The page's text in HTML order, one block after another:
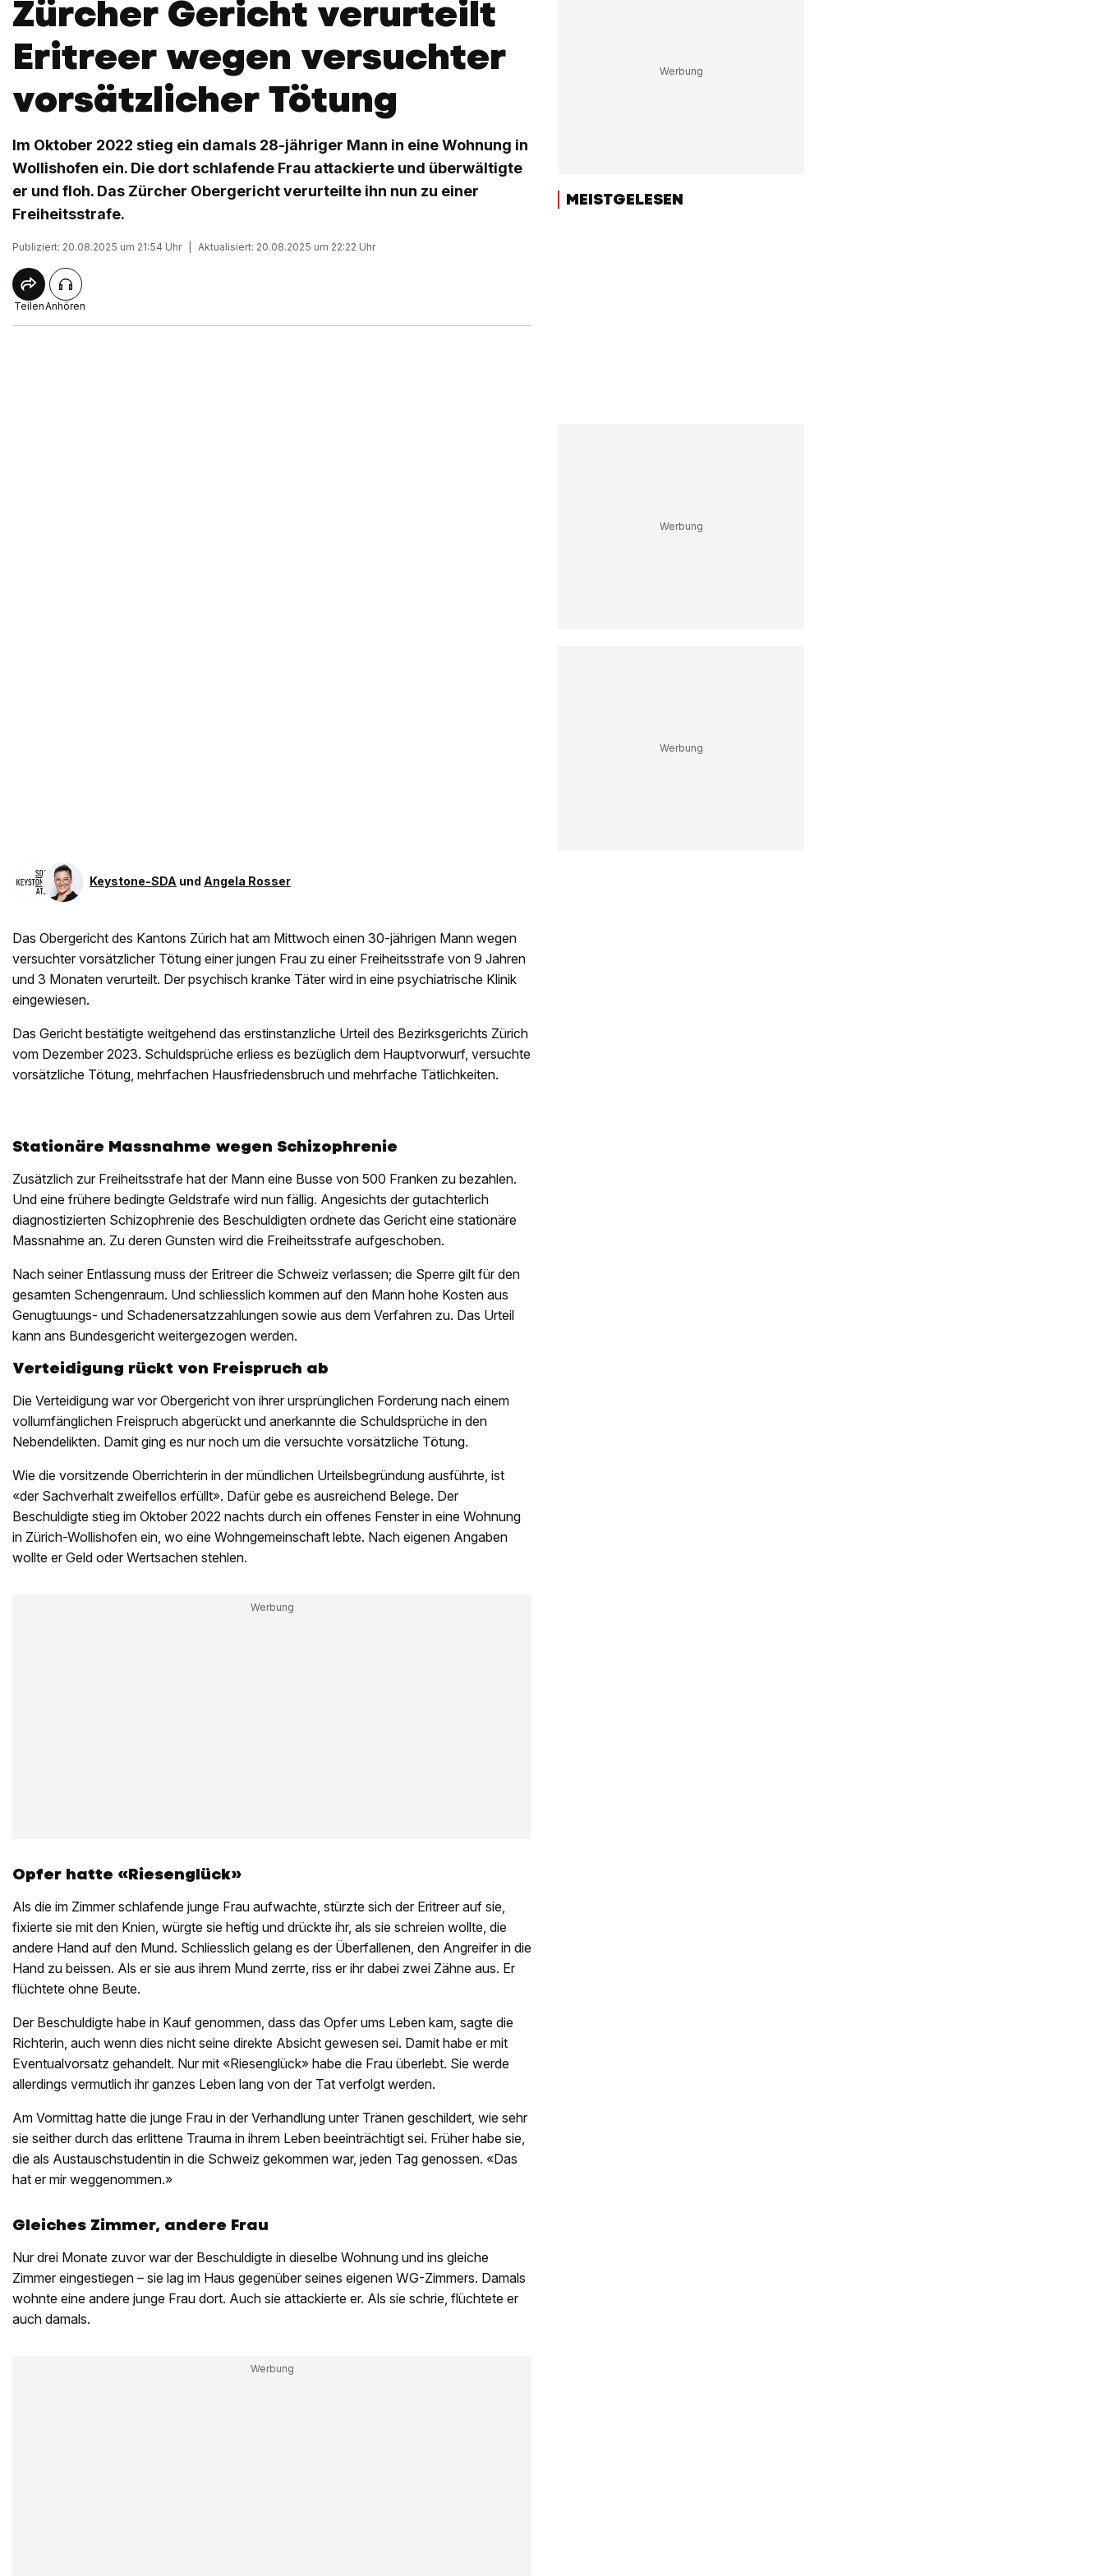
Zürcher Gericht verurteilt
Eritreer wegen versuchter
vorsätzlicher Tötung
Im Oktober 2022 stieg ein damals 28-jähriger Mann in eine Wohnung in
Wollishofen ein. Die dort schlafende Frau attackierte und überwältigte
er und floh. Das Zürcher Obergericht verurteilte ihn nun zu einer
Freiheitsstrafe.
Publiziert: 20.08.2025 um 21:54 Uhr Aktualisiert: 20.08.2025 um 22:22 Uhr
TeilenAnhören
Keystone-SDA und Angela Rosser
Das Obergericht des Kantons Zürich hat am Mittwoch einen 30-jährigen Mann wegen
versuchter vorsätzlicher Tötung einer jungen Frau zu einer Freiheitsstrafe von 9 Jahren
und 3 Monaten verurteilt. Der psychisch kranke Täter wird in eine psychiatrische Klinik
eingewiesen.
Das Gericht bestätigte weitgehend das erstinstanzliche Urteil des Bezirksgerichts Zürich
vom Dezember 2023. Schuldsprüche erliess es bezüglich dem Hauptvorwurf, versuchte
vorsätzliche Tötung, mehrfachen Hausfriedensbruch und mehrfache Tätlichkeiten.
Stationäre Massnahme wegen Schizophrenie
Zusätzlich zur Freiheitsstrafe hat der Mann eine Busse von 500 Franken zu bezahlen.
Und eine frühere bedingte Geldstrafe wird nun fällig. Angesichts der gutachterlich
diagnostizierten Schizophrenie des Beschuldigten ordnete das Gericht eine stationäre
Massnahme an. Zu deren Gunsten wird die Freiheitsstrafe aufgeschoben.
Nach seiner Entlassung muss der Eritreer die Schweiz verlassen; die Sperre gilt für den
gesamten Schengenraum. Und schliesslich kommen auf den Mann hohe Kosten aus
Genugtuungs- und Schadenersatzzahlungen sowie aus dem Verfahren zu. Das Urteil
kann ans Bundesgericht weitergezogen werden.
Verteidigung rückt von Freispruch ab
Die Verteidigung war vor Obergericht von ihrer ursprünglichen Forderung nach einem
vollumfänglichen Freispruch abgerückt und anerkannte die Schuldsprüche in den
Nebendelikten. Damit ging es nur noch um die versuchte vorsätzliche Tötung.
Wie die vorsitzende Oberrichterin in der mündlichen Urteilsbegründung ausführte, ist
«der Sachverhalt zweifellos erfüllt». Dafür gebe es ausreichend Belege. Der
Beschuldigte stieg im Oktober 2022 nachts durch ein offenes Fenster in eine Wohnung
in Zürich-Wollishofen ein, wo eine Wohngemeinschaft lebte. Nach eigenen Angaben
wollte er Geld oder Wertsachen stehlen.
Opfer hatte «Riesenglück»
Als die im Zimmer schlafende junge Frau aufwachte, stürzte sich der Eritreer auf sie,
fixierte sie mit den Knien, würgte sie heftig und drückte ihr, als sie schreien wollte, die
andere Hand auf den Mund. Schliesslich gelang es der Überfallenen, den Angreifer in die
Hand zu beissen. Als er sie aus ihrem Mund zerrte, riss er ihr dabei zwei Zähne aus. Er
flüchtete ohne Beute.
Der Beschuldigte habe in Kauf genommen, dass das Opfer ums Leben kam, sagte die
Richterin, auch wenn dies nicht seine direkte Absicht gewesen sei. Damit habe er mit
Eventualvorsatz gehandelt. Nur mit «Riesenglück» habe die Frau überlebt. Sie werde
allerdings vermutlich ihr ganzes Leben lang von der Tat verfolgt werden.
Am Vormittag hatte die junge Frau in der Verhandlung unter Tränen geschildert, wie sehr
sie seither durch das erlittene Trauma in ihrem Leben beeinträchtigt sei. Früher habe sie,
die als Austauschstudentin in die Schweiz gekommen war, jeden Tag genossen. «Das
hat er mir weggenommen.»
Gleiches Zimmer, andere Frau
Nur drei Monate zuvor war der Beschuldigte in dieselbe Wohnung und ins gleiche
Zimmer eingestiegen – sie lag im Haus gegenüber seines eigenen WG-Zimmers. Damals
wohnte eine andere junge Frau dort. Auch sie attackierte er. Als sie schrie, flüchtete er
auch damals.
MEISTGELESEN